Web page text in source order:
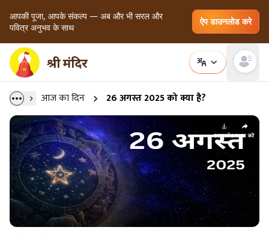
आपकी पूजा, आपके संकल्प — अब और भी सरल और
पवित्र अनुभव के साथ
ऐप डाउनलोड करे
Open
आज का दिन 26 अगस्त 2025 को क्या है?
डाउनलोडसाझा करें